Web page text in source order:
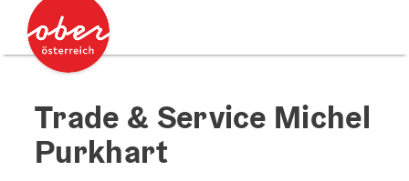
Zum Inhalt
Zum Seitenanfang
Trade & Service Michel
Purkhart